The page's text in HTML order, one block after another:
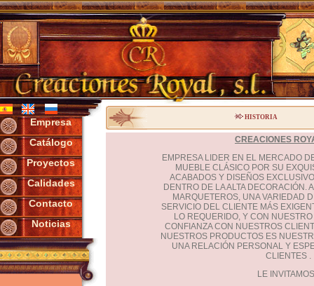
Empresa
Catálogo
Proyectos
Calidades
Contacto
Noticias
HISTORIA
CREACIONES
EMPRESA LIDER EN EL MERCADO
MUEBLE CLÁSICO POR SU
ACABADOS Y DISEÑOS
DENTRO DE LA ALTA DECORACIÓN.
MARQUETEROS, UNA VARIEDAD
SERVICIO DEL CLIENTE MÁS
LO REQUERIDO, Y CON
CONFIANZA CON NUESTROS
NUESTROS PRODUCTOS ES
UNA RELACIÓN PERSONAL Y
CLIENTES .
LE